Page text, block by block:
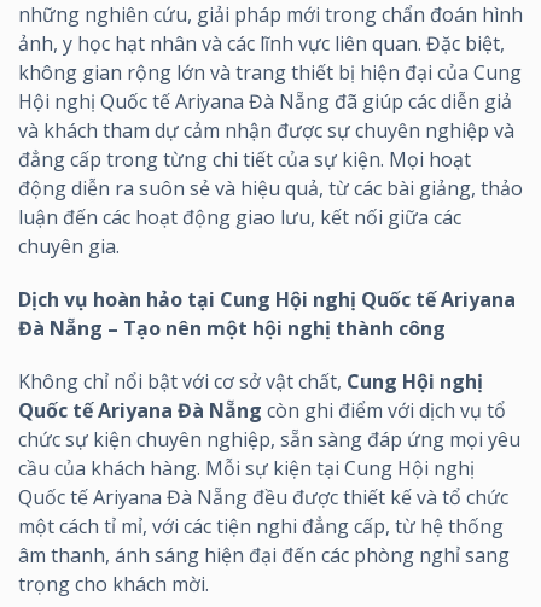
những nghiên cứu, giải pháp mới trong chẩn đoán hình
ảnh, y học hạt nhân và các lĩnh vực liên quan. Đặc biệt,
không gian rộng lớn và trang thiết bị hiện đại của Cung
Hội nghị Quốc tế Ariyana Đà Nẵng đã giúp các diễn giả
và khách tham dự cảm nhận được sự chuyên nghiệp và
đẳng cấp trong từng chi tiết của sự kiện. Mọi hoạt
động diễn ra suôn sẻ và hiệu quả, từ các bài giảng, thảo
luận đến các hoạt động giao lưu, kết nối giữa các
chuyên gia.
Dịch vụ hoàn hảo tại Cung Hội nghị Quốc tế Ariyana
Đà Nẵng – Tạo nên một hội nghị thành công
Không chỉ nổi bật với cơ sở vật chất, Cung Hội nghị
Quốc tế Ariyana Đà Nẵng còn ghi điểm với dịch vụ tổ
chức sự kiện chuyên nghiệp, sẵn sàng đáp ứng mọi yêu
cầu của khách hàng. Mỗi sự kiện tại Cung Hội nghị
Quốc tế Ariyana Đà Nẵng đều được thiết kế và tổ chức
một cách tỉ mỉ, với các tiện nghi đẳng cấp, từ hệ thống
âm thanh, ánh sáng hiện đại đến các phòng nghỉ sang
trọng cho khách mời.